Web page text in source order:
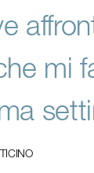
mi